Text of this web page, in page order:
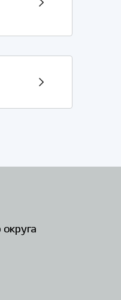
организации